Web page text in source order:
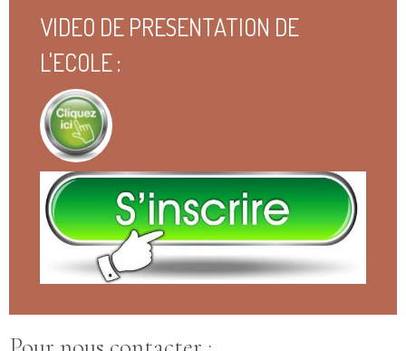
VIDEO DE PRESENTATION DE
L'ECOLE :